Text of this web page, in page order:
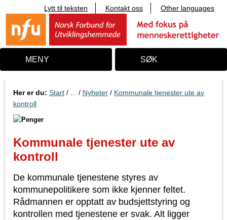
i
n
o
Lytt til teksten Kontakt oss Other languages
MENY SØK
Her er du: Start / ... / Nyheter / Kommunale tjenester ute av
kontroll
Kommunale tjenester ute av
kontroll
De kommunale tjenestene styres av
kommunepolitikere som ikke kjenner feltet.
Rådmannen er opptatt av budsjettstyring og
kontrollen med tjenestene er svak. Alt ligger